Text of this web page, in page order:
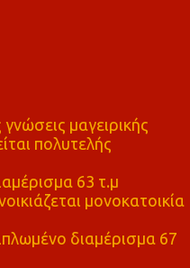
μαγειρικής
πολυτελής
63 τ.μ
μονοκατοικία
διαμέρισμα 67